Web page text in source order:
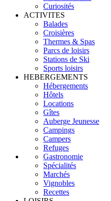
Curiosités
ACTIVITES
Balades
Croisières
Thermes & Spas
Parcs de loisirs
Stations de Ski
Sports loisirs
HEBERGEMENTS
Hébergements
Hôtels
Locations
Gîtes
Auberge Jeunesse
Campings
Campers
Refuges
Gastronomie
Spécialités
Marchés
Vignobles
Recettes